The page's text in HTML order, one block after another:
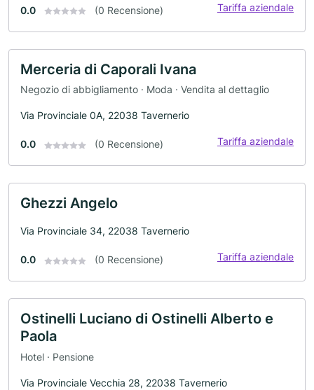
0.0 (0 Recensione) Tariffa aziendale
Merceria di Caporali Ivana
Negozio di abbigliamento · Moda · Vendita al dettaglio
Via Provinciale 0A, 22038 Tavernerio
0.0 (0 Recensione) Tariffa aziendale
Ghezzi Angelo
Via Provinciale 34, 22038 Tavernerio
0.0 (0 Recensione) Tariffa aziendale
Ostinelli Luciano di Ostinelli Alberto e
Paola
Hotel · Pensione
Via Provinciale Vecchia 28, 22038 Tavernerio